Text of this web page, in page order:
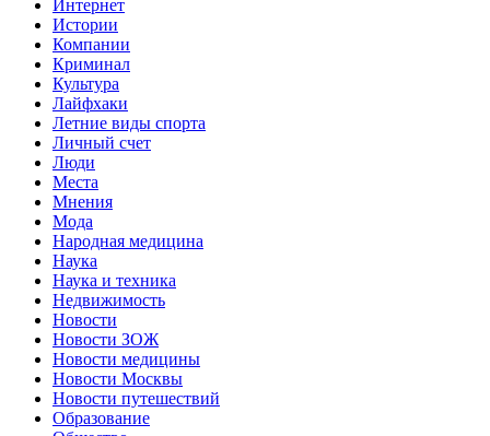
Интернет
Истории
Компании
Криминал
Культура
Лайфхаки
Летние виды спорта
Личный счет
Люди
Места
Мнения
Мода
Народная медицина
Наука
Наука и техника
Недвижимость
Новости
Новости ЗОЖ
Новости медицины
Новости Москвы
Новости путешествий
Образование